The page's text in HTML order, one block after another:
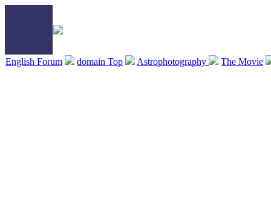
English Forum domain Top Astrophotography The Movie